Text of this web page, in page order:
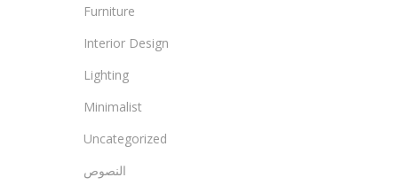
Furniture
Interior Design
Lighting
Minimalist
Uncategorized
النصوص